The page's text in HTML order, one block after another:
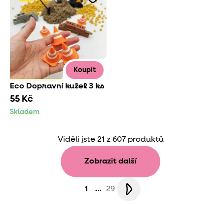
Koupit
Eco Dopravní kužel 3 ks
55 Kč
Skladem
Viděli jste 21 z 607 produktů
Zobrazit další
1 … 29